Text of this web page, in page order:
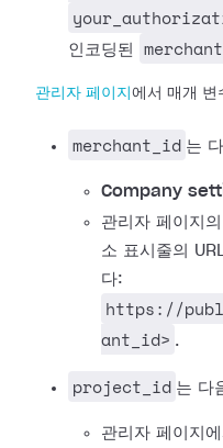
인코딩된
관리자 페이지 에서 매개 변
merchant_id 는
Company
관리자 페이지
소 표시줄의
다:
https://
ant_id> .
project_id 는 다
관리자 페이지